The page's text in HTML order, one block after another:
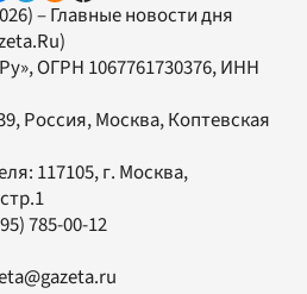
– Главные новости дня
, ОГРН 1067761730376, ИНН
Россия, Москва, Коптевская
117105, г. Москва,
785-00-12